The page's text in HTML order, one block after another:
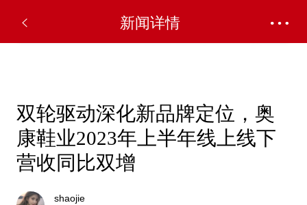
新闻详情
双轮驱动深化新品牌定位，奥
康鞋业2023年上半年线上线下
营收同比双增
shaojie